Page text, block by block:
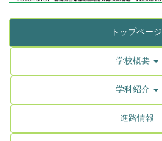
トップページ
学校概要
学科紹介
進路情報